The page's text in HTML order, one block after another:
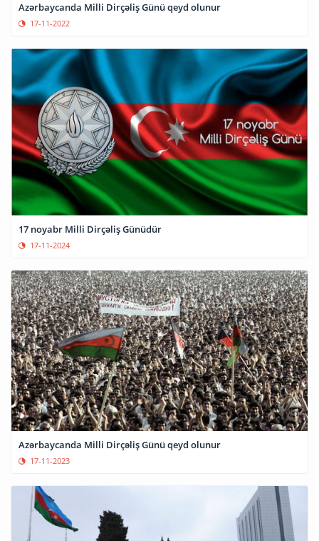
Azərbaycanda Milli Dirçəliş Günü qeyd olunur
17-11-2022
17 noyabr Milli Dirçəliş Günüdür
17-11-2024
Azərbaycanda Milli Dirçəliş Günü qeyd olunur
17-11-2023